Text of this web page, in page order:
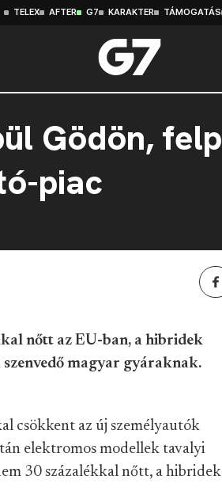
TELEX AFTER G7 KARAKTER TÁMOGATÁS
Gödön,
piac
nőtt az EU-ban, a hibridek
magyar gyáraknak.
csökkent az új személyautók
elektromos modellek tavalyi
30 százalékkal nőtt, a hibridek